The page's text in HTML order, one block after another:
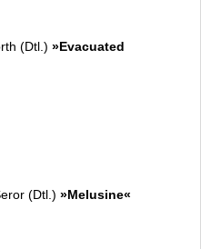
(Dtl.) »Evacuated
(Dtl.) »Melusine«